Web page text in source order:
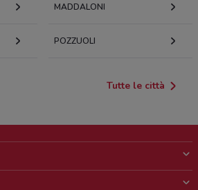
MADDALONI
POZZUOLI
Tutte le città